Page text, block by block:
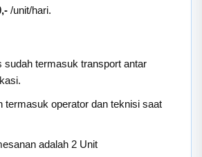
/unit/hari.
sudah termasuk transport antar
termasuk operator dan teknisi saat
adalah 2 Unit